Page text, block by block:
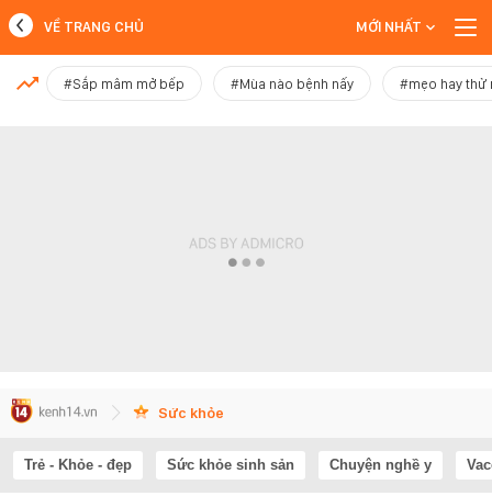
MỚI NHẤT
VỀ TRANG CHỦ MỚI NHẤT
#Sắp mâm mở bếp #Mùa nào bệnh nấy #mẹo hay thử
Sức khỏe
Trẻ - Khỏe - đẹp Sức khỏe sinh sản Chuyện nghề y